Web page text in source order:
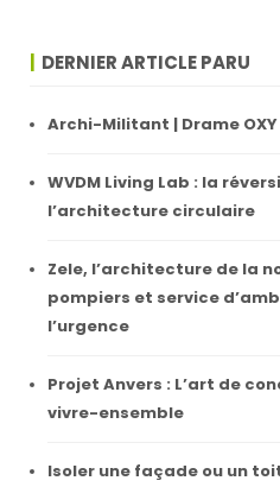
DERNIER ARTICLE PARU
Archi-Militant | Drame
WVDM Living Lab : la
l’architecture circulaire
Zele, l’architecture de la
pompiers et service
l’urgence
Projet Anvers : L’art de
vivre-ensemble
Isoler une façade ou un